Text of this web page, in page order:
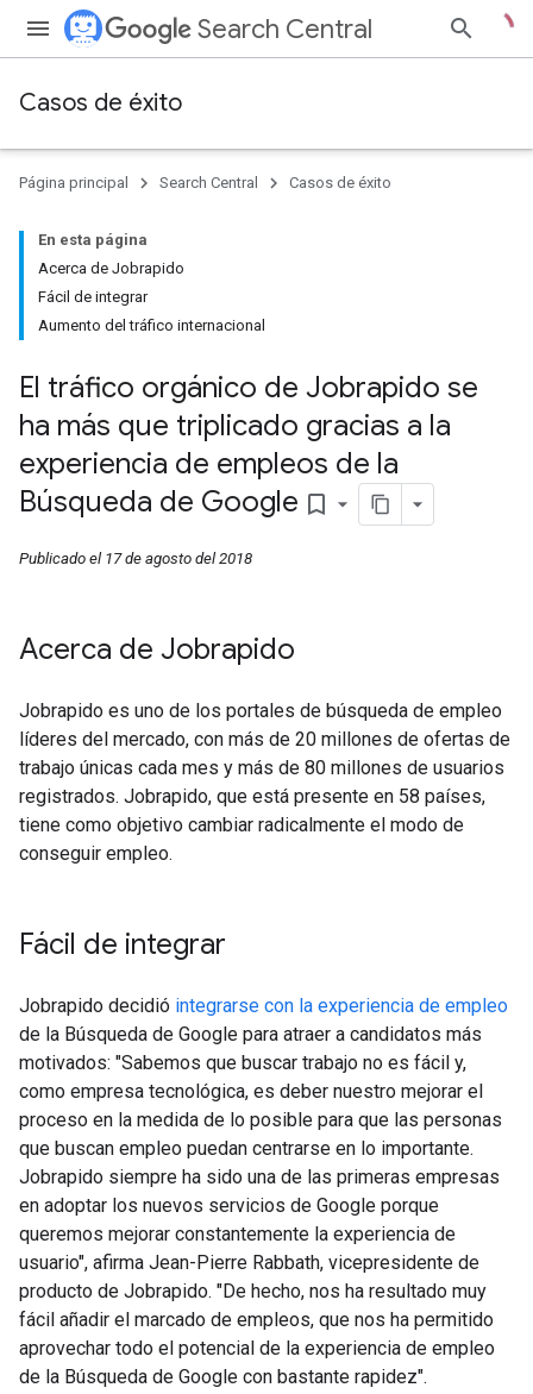
Search Central
Casos de éxito
Página principal Search Central Casos de éxito
En esta página
Acerca de Jobrapido
Fácil de integrar
Aumento del tráfico internacional
El tráfico orgánico de Jobrapido se
ha más que triplicado gracias a la
experiencia de empleos de la
Búsqueda de Google bookmark_border
Publicado el 17 de agosto del 2018
Acerca de Jobrapido
Jobrapido es uno de los portales de búsqueda de empleo
líderes del mercado, con más de 20 millones de ofertas de
trabajo únicas cada mes y más de 80 millones de usuarios
registrados. Jobrapido, que está presente en 58 países,
tiene como objetivo cambiar radicalmente el modo de
conseguir empleo.
Fácil de integrar
Jobrapido decidió integrarse con la experiencia de empleo
de la Búsqueda de Google para atraer a candidatos más
motivados: "Sabemos que buscar trabajo no es fácil y,
como empresa tecnológica, es deber nuestro mejorar el
proceso en la medida de lo posible para que las personas
que buscan empleo puedan centrarse en lo importante.
Jobrapido siempre ha sido una de las primeras empresas
en adoptar los nuevos servicios de Google porque
queremos mejorar constantemente la experiencia de
usuario", afirma Jean-Pierre Rabbath, vicepresidente de
producto de Jobrapido. "De hecho, nos ha resultado muy
fácil añadir el marcado de empleos, que nos ha permitido
aprovechar todo el potencial de la experiencia de empleo
de la Búsqueda de Google con bastante rapidez".